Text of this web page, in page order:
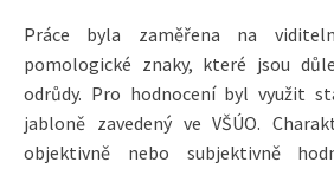
Práce byla zaměřena na
pomologické znaky, které jsou
odrůdy. Pro hodnocení byl využit
jabloně zavedený ve VŠÚO.
objektivně nebo subjektivně